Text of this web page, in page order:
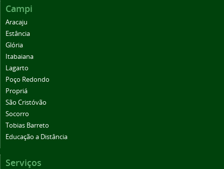
Campi
Aracaju
Estância
Glória
Itabaiana
Lagarto
Poço Redondo
Propriá
São Cristóvão
Socorro
Tobias Barreto
Educação a Distância
Serviços